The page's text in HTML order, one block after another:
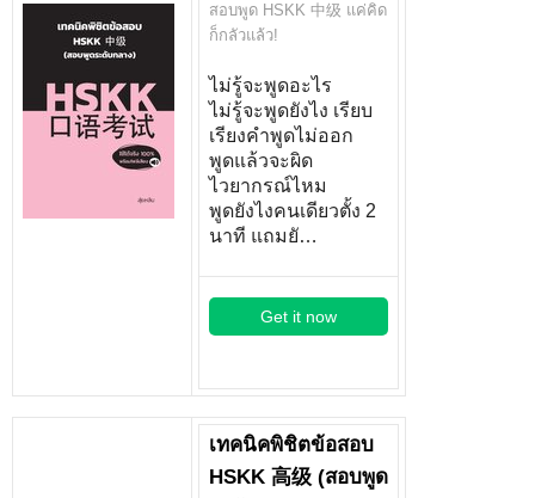
สอบพูด HSKK 中级 แค่คิด
ก็กลัวแล้ว!
ไม่รู้จะพูดอะไร
ไม่รู้จะพูดยังไง เรียบ
เรียงคำพูดไม่ออก
พูดแล้วจะผิด
ไวยากรณ์ไหม
พูดยังไงคนเดียวตั้ง 2
นาที แถมยั…
Get it now
เทคนิคพิชิตข้อสอบ
HSKK 高级 (สอบพูด